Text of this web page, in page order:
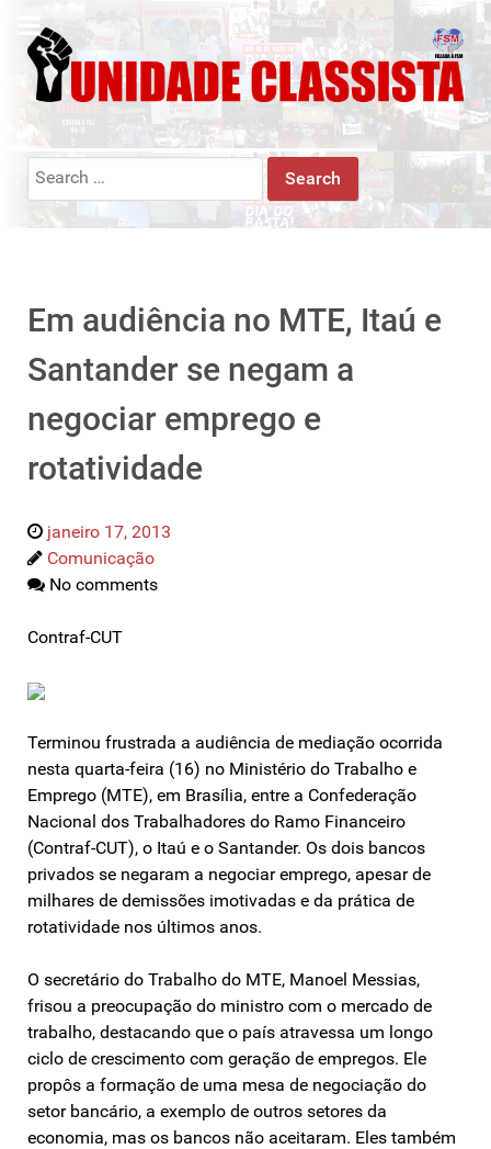
Search
Em audiência no MTE, Itaú e
Santander se negam a
negociar emprego e
rotatividade
janeiro 17, 2013
Comunicação
No comments
Contraf-CUT
Terminou frustrada a audiência de mediação ocorrida
nesta quarta-feira (16) no Ministério do Trabalho e
Emprego (MTE), em Brasília, entre a Confederação
Nacional dos Trabalhadores do Ramo Financeiro
(Contraf-CUT), o Itaú e o Santander. Os dois bancos
privados se negaram a negociar emprego, apesar de
milhares de demissões imotivadas e da prática de
rotatividade nos últimos anos.
O secretário do Trabalho do MTE, Manoel Messias,
frisou a preocupação do ministro com o mercado de
trabalho, destacando que o país atravessa um longo
ciclo de crescimento com geração de empregos. Ele
propôs a formação de uma mesa de negociação do
setor bancário, a exemplo de outros setores da
economia, mas os bancos não aceitaram. Eles também